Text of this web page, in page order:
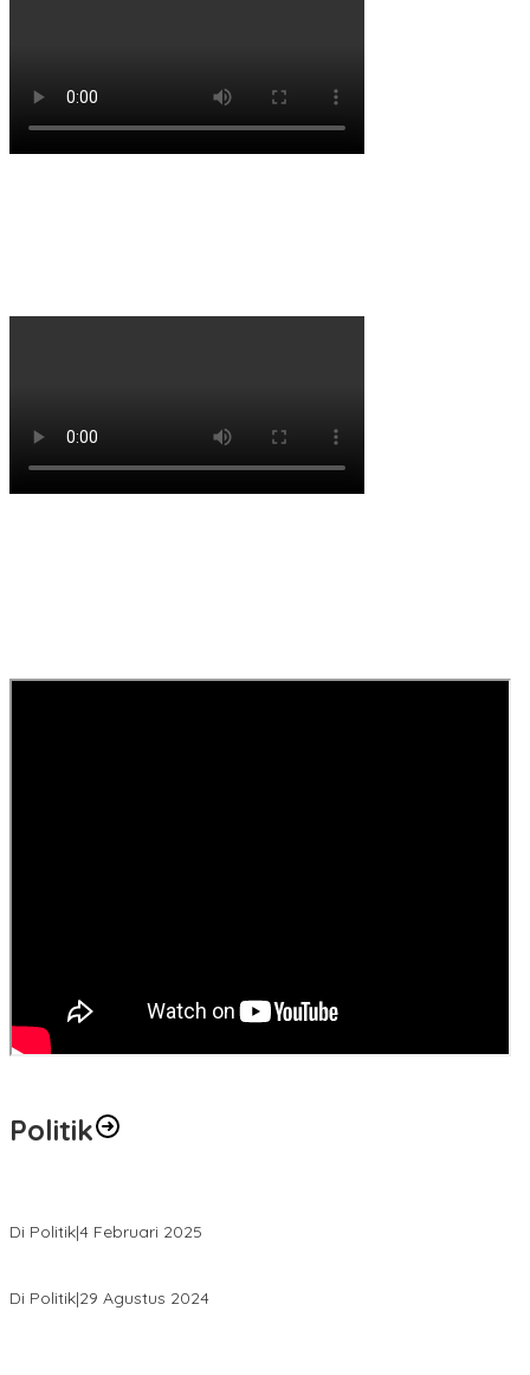
Politik
Di Politik|4 Februari 2025
Di Politik|29 Agustus 2024